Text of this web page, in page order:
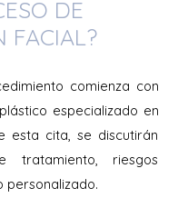
DE
FACIAL?
comienza con
especializado en
esta cita, se discutirán
tratamiento, riesgos
personalizado.